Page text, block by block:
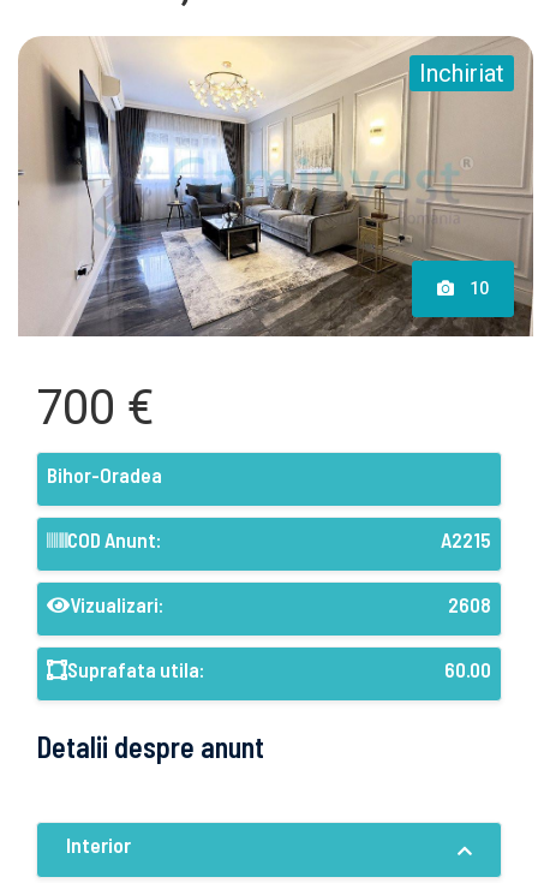
Inchiriat
10
700 €
Bihor-Oradea
COD Anunt: A2215
Vizualizari: 2608
Suprafata utila: 60.00
Detalii despre anunt
Interior